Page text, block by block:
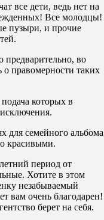
все дети, ведь нет на
Все молодцы!
пузыри, и прочие
предварительно, во
о правомерности таких
которых в
для семейного
красивыми.
период от
Хотите в этом
незабываемый
вам очень благодарен!
берет на себя.